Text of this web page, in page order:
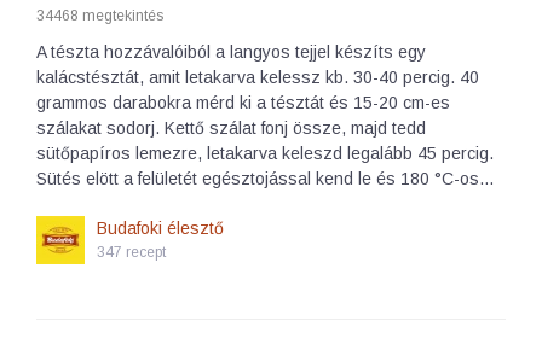
34468 megtekintés
A tészta hozzávalóiból a langyos tejjel készíts egy
kalácstésztát, amit letakarva kelessz kb. 30-40 percig. 40
grammos darabokra mérd ki a tésztát és 15-20 cm-es
szálakat sodorj. Kettő szálat fonj össze, majd tedd
sütőpapíros lemezre, letakarva keleszd legalább 45 percig.
Sütés elött a felületét egésztojással kend le és 180 °C-os…
Budafoki élesztő
347 recept